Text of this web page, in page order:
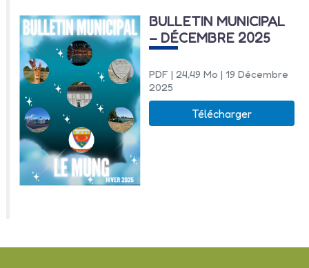
BULLETIN MUNICIPAL
– DÉCEMBRE 2025
PDF | 24,49 Mo | 19 Décembre
2025
Télécharger